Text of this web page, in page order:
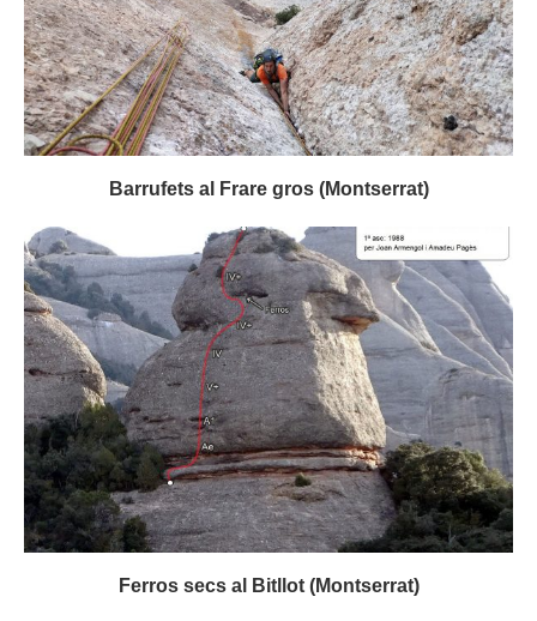
Barrufets al Frare gros (Montserrat)
Ferros secs al Bitllot (Montserrat)